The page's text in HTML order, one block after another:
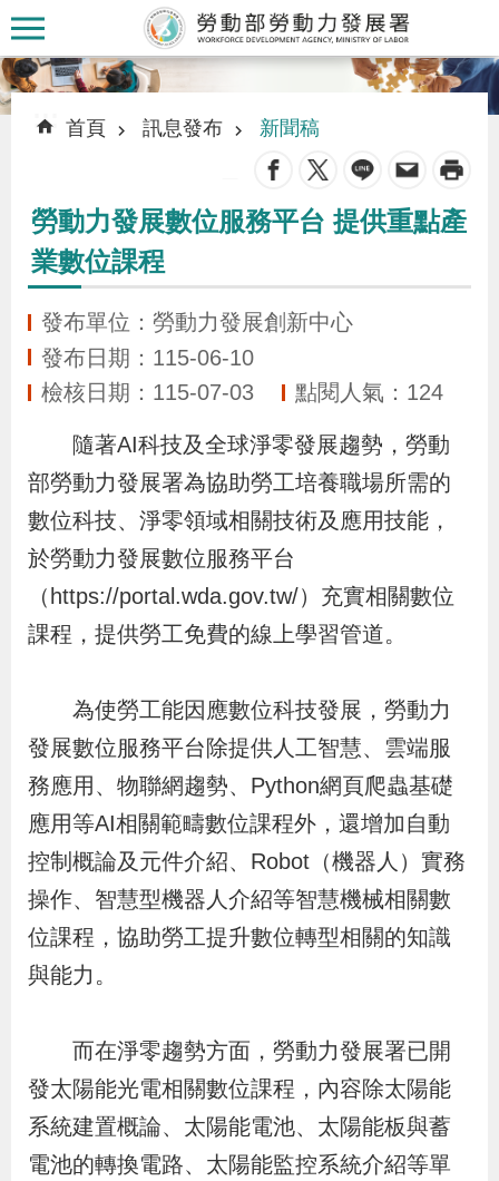
跳到主要內容區塊
認
識
署
訊
發
布
服
業
務
專
區
上
申
宣
導
專
:::
::: 首頁 訊息發布 新聞稿
勞動力發展數位服務平台 提供重點產
業數位課程
發布單位：勞動力發展創新中心
發布日期：115-06-10
檢核日期：115-07-03
點閱人氣：124
隨著AI科技及全球淨零發展趨勢，勞動
部勞動力發展署為協助勞工培養職場所需的
數位科技、淨零領域相關技術及應用技能，
於勞動力發展數位服務平台
（https://portal.wda.gov.tw/）充實相關數位
課程，提供勞工免費的線上學習管道。
為使勞工能因應數位科技發展，勞動力
發展數位服務平台除提供人工智慧、雲端服
務應用、物聯網趨勢、Python網頁爬蟲基礎
應用等AI相關範疇數位課程外，還增加自動
控制概論及元件介紹、Robot（機器人）實務
操作、智慧型機器人介紹等智慧機械相關數
位課程，協助勞工提升數位轉型相關的知識
與能力。
而在淨零趨勢方面，勞動力發展署已開
發太陽能光電相關數位課程，內容除太陽能
系統建置概論、太陽能電池、太陽能板與蓄
電池的轉換電路、太陽能監控系統介紹等單